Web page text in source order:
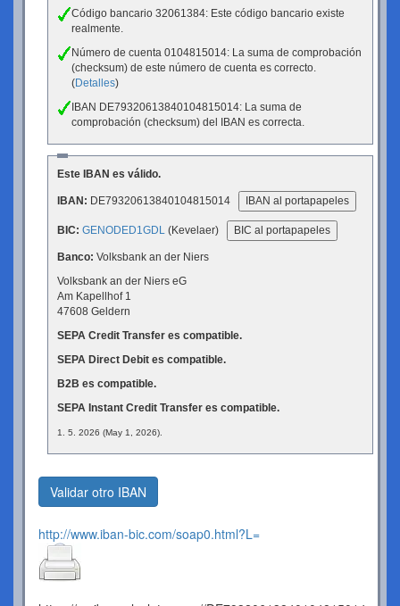
Código bancario 32061384: Este código bancario existe
realmente.
Número de cuenta 0104815014: La suma de comprobación
(checksum) de este número de cuenta es correcto.
(Detalles)
IBAN DE79320613840104815014: La suma de
comprobación (checksum) del IBAN es correcta.
Este IBAN es válido.
IBAN: DE79320613840104815014 IBAN al portapapeles
BIC: GENODED1GDL (Kevelaer) BIC al portapapeles
Banco: Volksbank an der Niers
Volksbank an der Niers eG
Am Kapellhof 1
47608 Geldern
SEPA Credit Transfer es compatible.
SEPA Direct Debit es compatible.
B2B es compatible.
SEPA Instant Credit Transfer es compatible.
1. 5. 2026 (May 1, 2026).
Validar otro IBAN
http://www.iban-bic.com/soap0.html?L=